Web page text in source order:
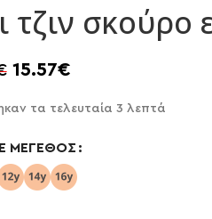
τζιν σκούρο
15.57€
τα τελευταία 3 λεπτά
ΜΈΓΕΘΟΣ